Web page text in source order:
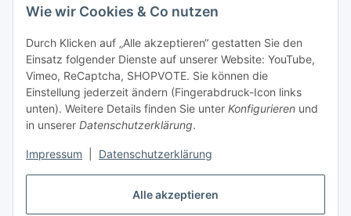
Alle akzeptieren
Wie wir Cookies & Co nutzen
Durch Klicken auf „Alle akzeptieren“ gestatten Sie den
Einsatz folgender Dienste auf unserer Website: YouTube,
Vimeo, ReCaptcha, SHOPVOTE. Sie können die
Einstellung jederzeit ändern (Fingerabdruck-Icon links
unten). Weitere Details finden Sie unter Konfigurieren und
in unserer Datenschutzerklärung.
Impressum Datenschutzerklärung